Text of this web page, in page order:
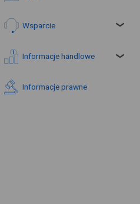
Wsparcie
Informacje handlowe
Informacje prawne